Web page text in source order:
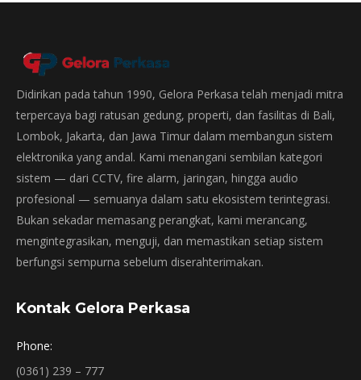
Didirikan pada tahun 1990, Gelora Perkasa telah menjadi mitra
terpercaya bagi ratusan gedung, properti, dan fasilitas di Bali,
Lombok, Jakarta, dan Jawa Timur dalam membangun sistem
elektronika yang andal. Kami menangani sembilan kategori
sistem — dari CCTV, fire alarm, jaringan, hingga audio
profesional — semuanya dalam satu ekosistem terintegrasi.
Bukan sekadar memasang perangkat, kami merancang,
mengintegrasikan, menguji, dan memastikan setiap sistem
berfungsi sempurna sebelum diserahterimakan.
Kontak Gelora Perkasa
Phone:
(0361) 239 – 777